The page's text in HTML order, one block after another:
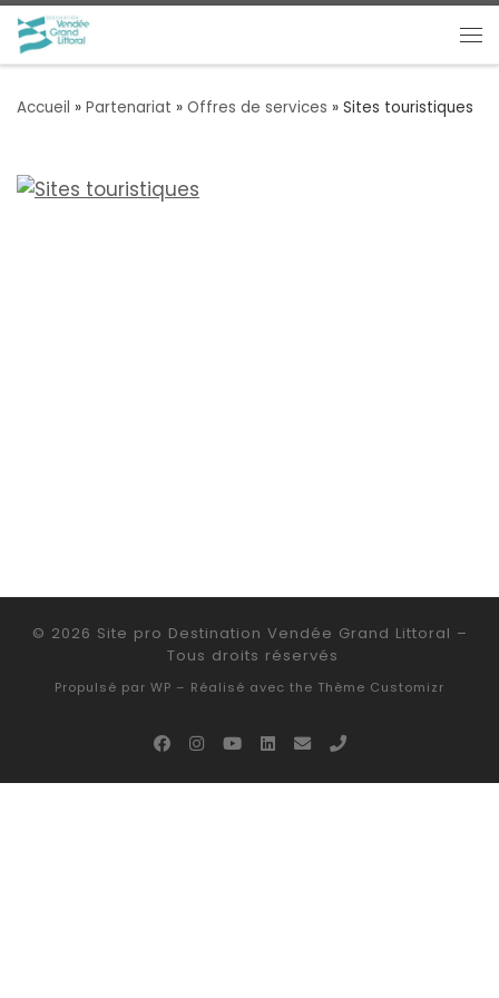
Passer au contenu
Accueil » Partenariat » Offres de services » Sites touristiques
© 2026 Site pro Destination Vendée Grand Littoral –
Tous droits réservés
Propulsé par WP – Réalisé avec the Thème Customizr